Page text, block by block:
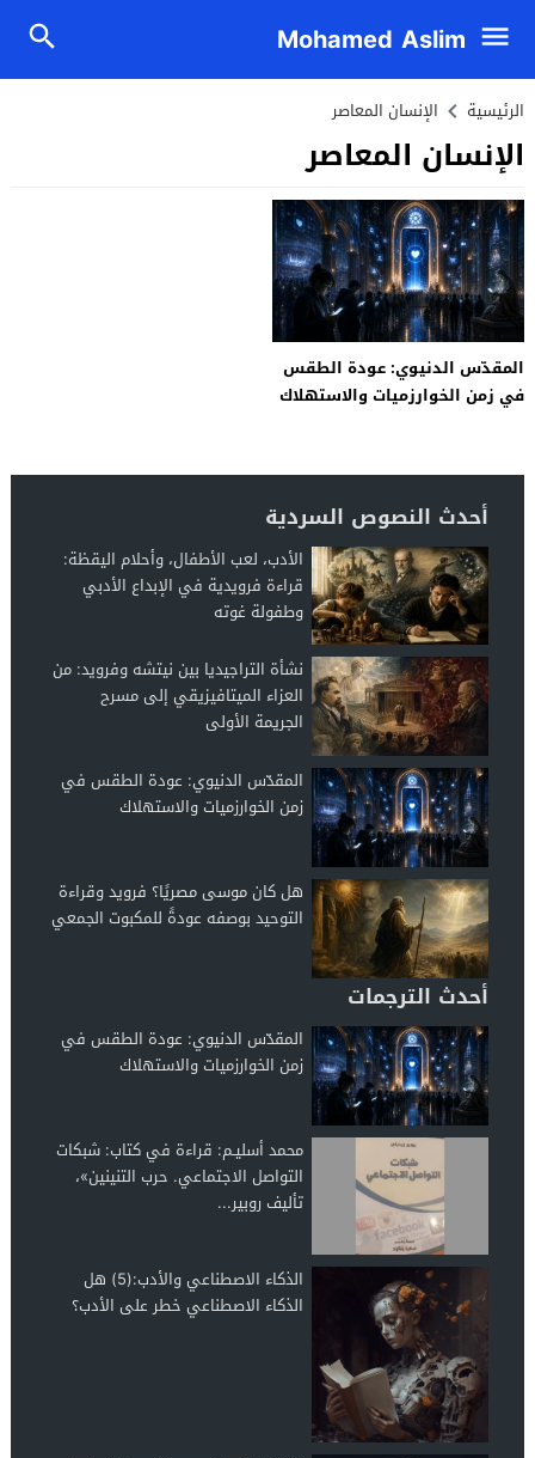
Mohamed Aslim
الرئيسية الإنسان المعاصر
الإنسان المعاصر
المقدّس الدنيوي: عودة الطقس
في زمن الخوارزميات والاستهلاك
أحدث النصوص السردية
الأدب، لعب الأطفال، وأحلام اليقظة:
قراءة فرويدية في الإبداع الأدبي
وطفولة غوته
نشأة التراجيديا بين نيتشه وفرويد: من
العزاء الميتافيزيقي إلى مسرح
الجريمة الأولى
المقدّس الدنيوي: عودة الطقس في
زمن الخوارزميات والاستهلاك
هل كان موسى مصريًا؟ فرويد وقراءة
التوحيد بوصفه عودةً للمكبوت الجمعي
أحدث الترجمات
المقدّس الدنيوي: عودة الطقس في
زمن الخوارزميات والاستهلاك
محمد أسليـم: قراءة في كتاب: شبكات
التواصل الاجتماعي. حرب التنينين»،
تأليف روبير...
الذكاء الاصطناعي والأدب:(5) هل
الذكاء الاصطناعي خطر على الأدب؟